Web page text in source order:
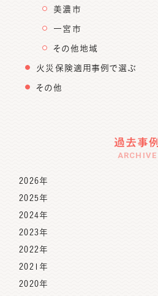
美濃市
一宮市
その他地域
火災保険適用事例で選ぶ
その他
過去事例
ARCHIVE
2026年
2025年
2024年
2023年
2022年
2021年
2020年